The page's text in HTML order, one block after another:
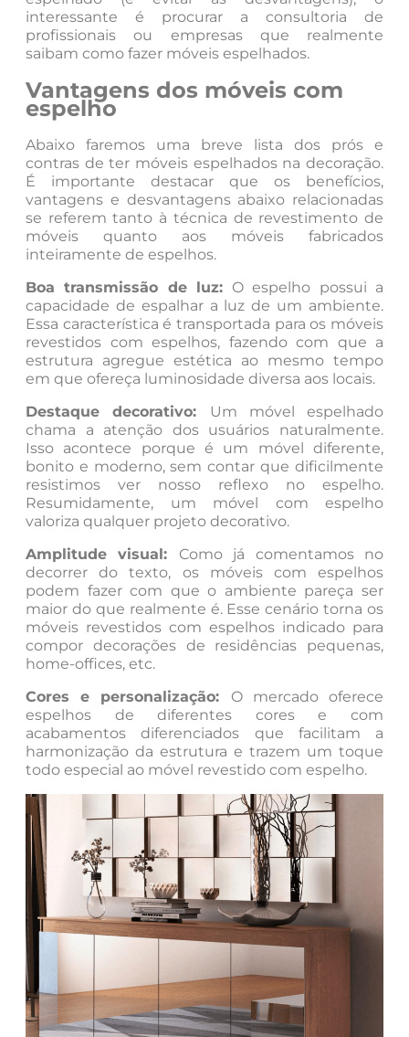
interessante é procurar a consultoria de
profissionais ou empresas que realmente
saibam como fazer móveis espelhados.
Vantagens dos móveis com
espelho
Abaixo faremos uma breve lista dos prós e
contras de ter móveis espelhados na decoração.
É importante destacar que os benefícios,
vantagens e desvantagens abaixo relacionadas
se referem tanto à técnica de revestimento de
móveis quanto aos móveis fabricados
inteiramente de espelhos.
Boa transmissão de luz: O espelho possui a
capacidade de espalhar a luz de um ambiente.
Essa característica é transportada para os móveis
revestidos com espelhos, fazendo com que a
estrutura agregue estética ao mesmo tempo
em que ofereça luminosidade diversa aos locais.
Destaque decorativo: Um móvel espelhado
chama a atenção dos usuários naturalmente.
Isso acontece porque é um móvel diferente,
bonito e moderno, sem contar que dificilmente
resistimos ver nosso reflexo no espelho.
Resumidamente, um móvel com espelho
valoriza qualquer projeto decorativo.
Amplitude visual: Como já comentamos no
decorrer do texto, os móveis com espelhos
podem fazer com que o ambiente pareça ser
maior do que realmente é. Esse cenário torna os
móveis revestidos com espelhos indicado para
compor decorações de residências pequenas,
home-offices, etc.
Cores e personalização: O mercado oferece
espelhos de diferentes cores e com
acabamentos diferenciados que facilitam a
harmonização da estrutura e trazem um toque
todo especial ao móvel revestido com espelho.